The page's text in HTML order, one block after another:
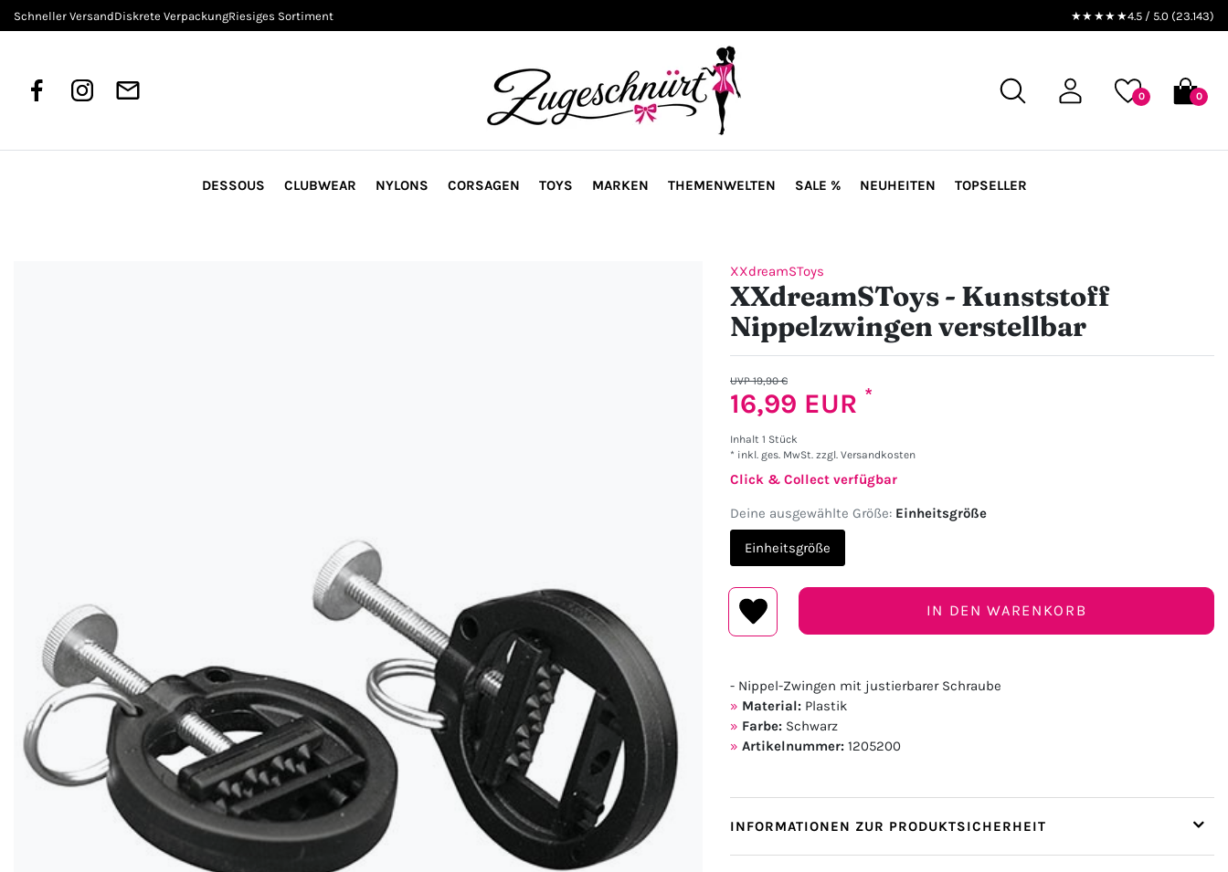
Schneller VersandDiskrete VerpackungRiesiges Sortiment ★★★★★4.5 / 5.0 (23.143)
0 0
DESSOUS CLUBWEAR NYLONS CORSAGEN TOYS MARKEN THEMENWELTEN SALE % NEUHEITEN TOPSELLER
XXdreamSToys
XXdreamSToys - Kunststoff
Nippelzwingen verstellbar
UVP 19,90 €
16,99 EUR *
Inhalt 1 Stück
* inkl. ges. MwSt. zzgl. Versandkosten
Click & Collect verfügbar
Deine ausgewählte Größe: Einheitsgröße
Einheitsgröße
IN DEN WARENKORB
- Nippel-Zwingen mit justierbarer Schraube
Material: Plastik
Farbe: Schwarz
Artikelnummer: 1205200
INFORMATIONEN ZUR PRODUKTSICHERHEIT